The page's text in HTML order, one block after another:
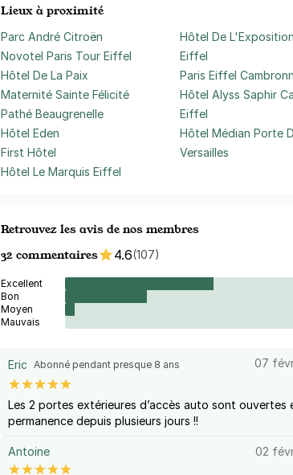
Lieux à proximité
Parc André Citroën
Novotel Paris Tour Eiffel
Hôtel De La Paix
Maternité Sainte Félicité
Pathé Beaugrenelle
Hôtel Eden
First Hôtel
Hôtel Le Marquis Eiffel
Hôtel De
Eiffel
Paris Eiffel
Hôtel Alyss Saphir
Eiffel
Hôtel Médian Porte
Versailles
Retrouvez les avis de nos membres
32 commentaires
4.6(107)
Excellent
Bon
Moyen
Mauvais
Eric Abonné pendant presque 8 ans 07
Les 2 portes extérieures d’accès auto sont ouvertes
permanence depuis plusieurs jours !!
Antoine 02